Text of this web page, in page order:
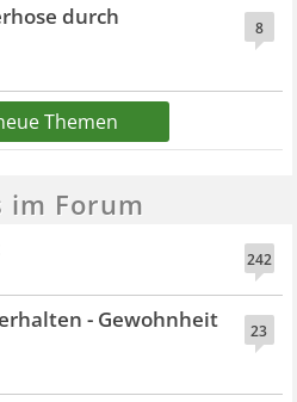
8
durch
Themen
im Forum
242
23
- Gewohnheit